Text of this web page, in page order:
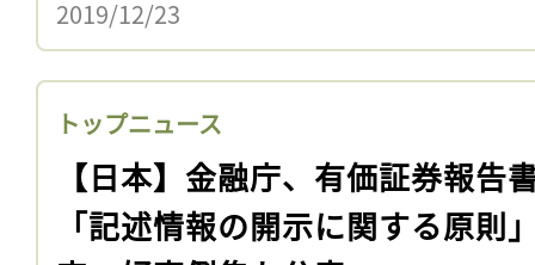
2019/12/23
トップニュース
【日本】金融庁、有価証券報告
「記述情報の開示に関する原則